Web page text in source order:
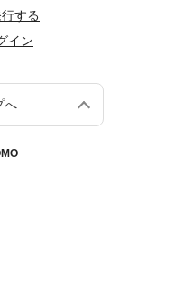
する
イン
へ